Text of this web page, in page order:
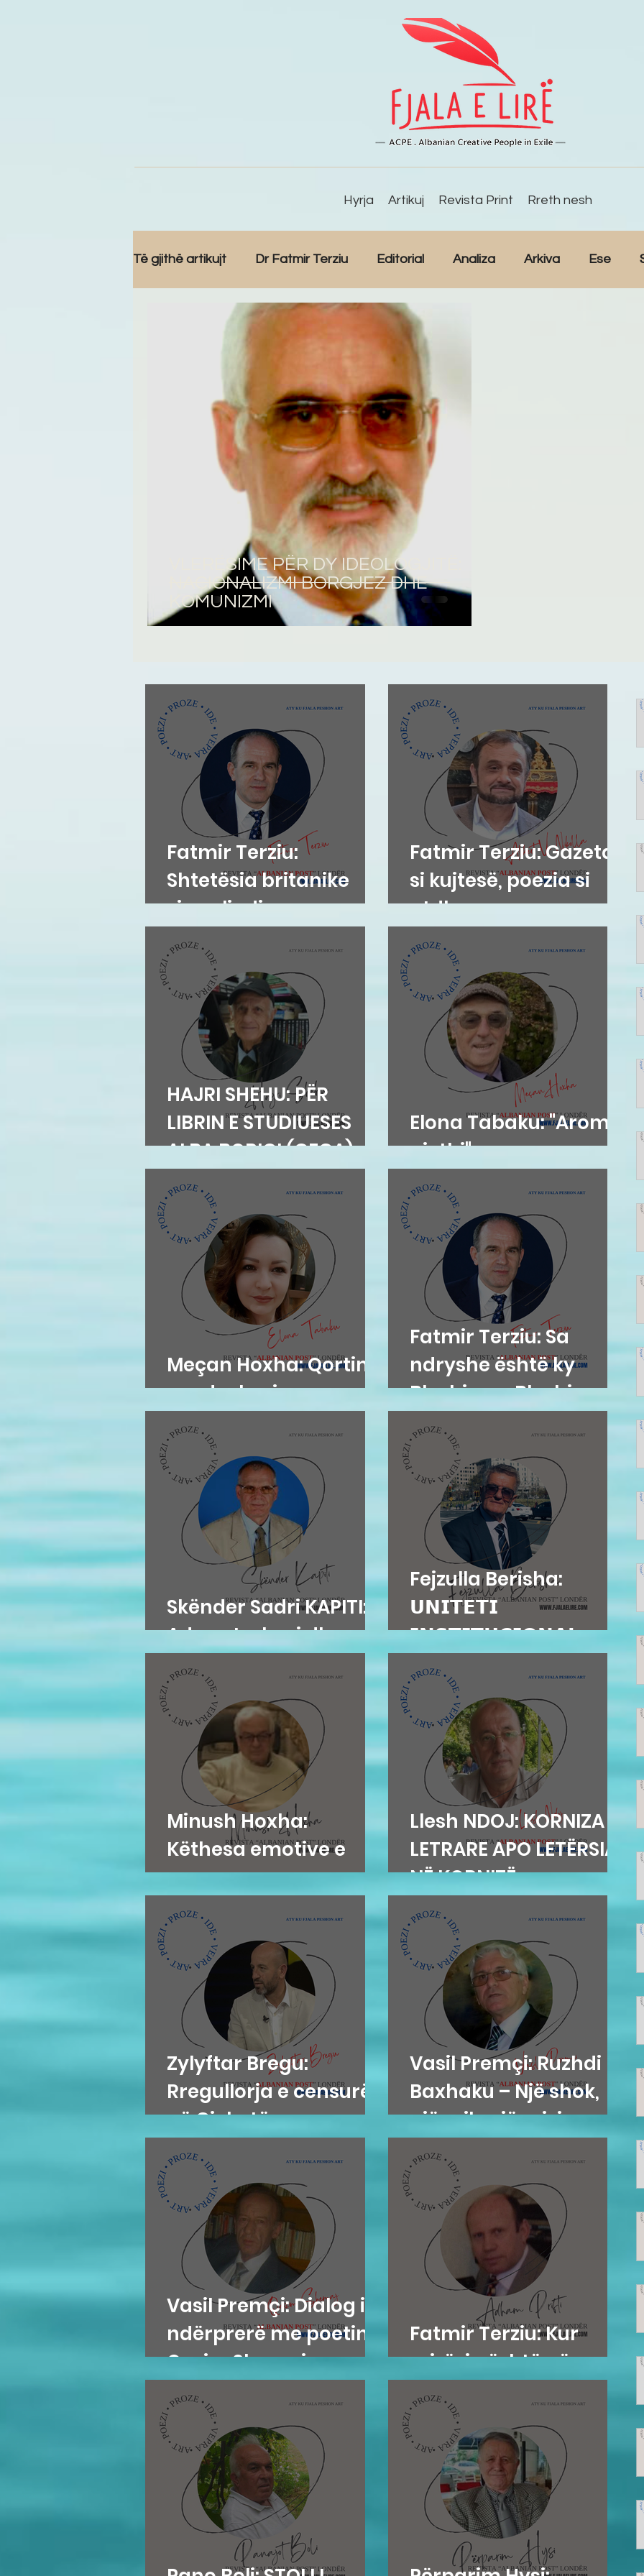
Hyrja Artikuj Revista Print Rreth nesh
Të gjithë artikujt Dr Fatmir Terziu Editorial Analiza Arkiva Ese
Reportazh Studime Intervista
VLERËSIME PËR DY IDEOLOGJITË:
NACIONALIZMI BORGJEZ DHE
KOMUNIZMI
Fatmir Terziu:
Shtetësia britanike
sipas lindjes
Fatmir Terziu: Gazetari
si kujtesë, poezia si
atdhe
HAJRI SHEHU: PËR
LIBRIN E STUDIUESES
ALBA BORIÇI (GEGA)
Elona Tabaku: "Aromë
gjethi"
Meçan Hoxha: Qortim
me dashuri
Fatmir Terziu: Sa
ndryshe është ky
Blushi nga Blushi
Skënder Sadri KAPITI:
Adem Jashari dhe...
Fejzulla Berisha:
𝗨𝗡𝗜𝗧𝗘𝗧𝗜
𝗜𝗡𝗦𝗧𝗜𝗧𝗨𝗖𝗜𝗢𝗡𝗔𝗟...
Minush Hoxha:
Këthesa emotive e
zemres
Llesh NDOJ: KORNIZA
LETRARE APO LETËRSIA
NË KORNIZË
Zylyftar Bregu:
Rregullorja e censurës
në Gjykatën e
Posaçme
Vasil Premçi: Ruzhdi
Baxhaku – Një shok,
një mik, një misionar
Vasil Premçi: Dialog i
ndërprerë me poetin
Qazim Shemaj
Fatmir Terziu: Kur
mirësia është në gen